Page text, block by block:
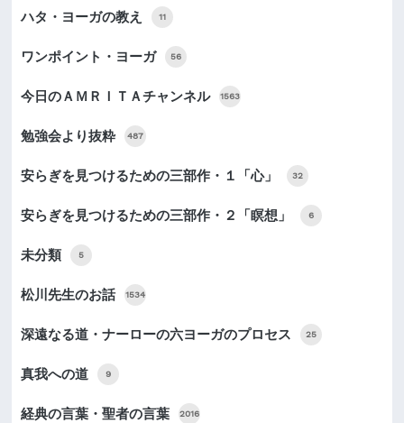
ハタ・ヨーガの教え 11
ワンポイント・ヨーガ 56
今日のＡＭＲＩＴＡチャンネル 1563
勉強会より抜粋 487
安らぎを見つけるための三部作・１「心」 32
安らぎを見つけるための三部作・２「瞑想」 6
未分類 5
松川先生のお話 1534
深遠なる道・ナーローの六ヨーガのプロセス 25
真我への道 9
経典の言葉・聖者の言葉 2016